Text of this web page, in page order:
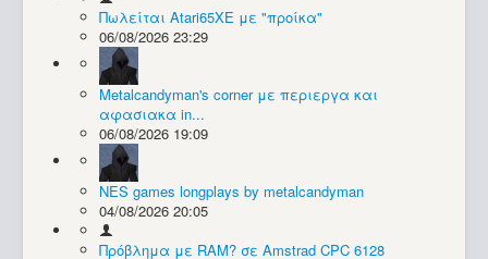
Συλλογές / Projects
Πωλείται Atari65XE με "προίκα"
06/08/2026 23:29
Metalcandyman's corner με περιεργα και
αφασιακα in...
06/08/2026 19:09
NES games longplays by metalcandyman
04/08/2026 20:05
Πρόβλημα με RAM? σε Amstrad CPC 6128